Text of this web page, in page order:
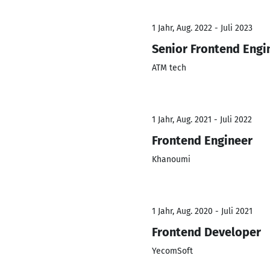
1 Jahr, Aug. 2022 - Juli 2023
Senior Frontend
ATM tech
1 Jahr, Aug. 2021 - Juli 2022
Frontend Engineer
Khanoumi
1 Jahr, Aug. 2020 - Juli 2021
Frontend Developer
YecomSoft